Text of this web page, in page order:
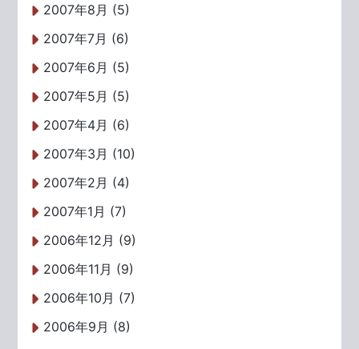
2007年8月 (5)
2007年7月 (6)
2007年6月 (5)
2007年5月 (5)
2007年4月 (6)
2007年3月 (10)
2007年2月 (4)
2007年1月 (7)
2006年12月 (9)
2006年11月 (9)
2006年10月 (7)
2006年9月 (8)